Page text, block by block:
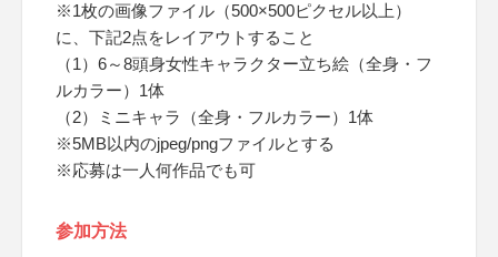
※1枚の画像ファイル（500×500ピクセル以上）
に、下記2点をレイアウトすること
（1）6～8頭身女性キャラクター立ち絵（全身・フ
ルカラー）1体
（2）ミニキャラ（全身・フルカラー）1体
※5MB以内のjpeg/pngファイルとする
※応募は一人何作品でも可
参加方法